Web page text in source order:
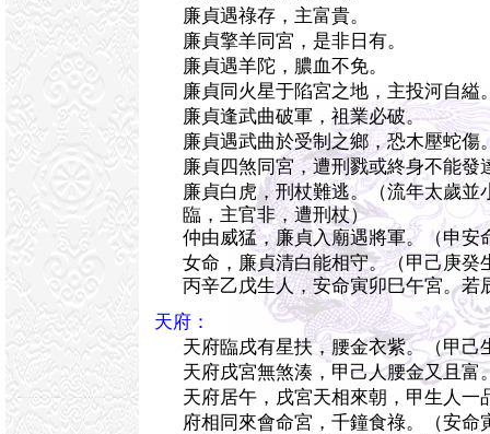
廉貞遇祿存，主富貴。
廉貞擎羊同宮，是非日有。
廉貞遇羊陀，膿血不免。
廉貞同火星于陷宮之地，主投河自縊
廉貞逢武曲破軍，祖業必破。
廉貞遇武曲於受制之鄉，恐木壓蛇傷
廉貞四煞同宮，遭刑戮或終身不能發
廉貞白虎，刑杖難逃。（流年太歲並
臨，主官非，遭刑杖）
仲由威猛，廉貞入廟遇將軍。（申安
女命，廉貞清白能相守。（甲己庚癸
丙辛乙戊生人，安命寅卯巳午宮。若
天府：
天府臨戌有星扶，腰金衣紫。（甲己
天府戌宮無煞湊，甲己人腰金又且富
天府居午，戌宮天相來朝，甲生人一
府相同來會命宮，千鐘食祿。（安命